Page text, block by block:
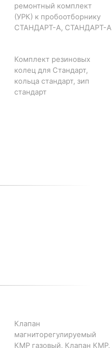
ремонтный комплект
(УРК) к пробоотборнику
СТАНДАРТ-А, СТАНДАРТ-А
Комплект резиновых
колец для Стандарт,
кольца стандарт, зип
стандарт
Клапан
магниторегулируемый
КМР газовый, Клапан КМР,